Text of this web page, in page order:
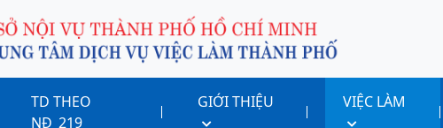
TD THEO
NĐ_219
GIỚI THIỆU VIỆC LÀM